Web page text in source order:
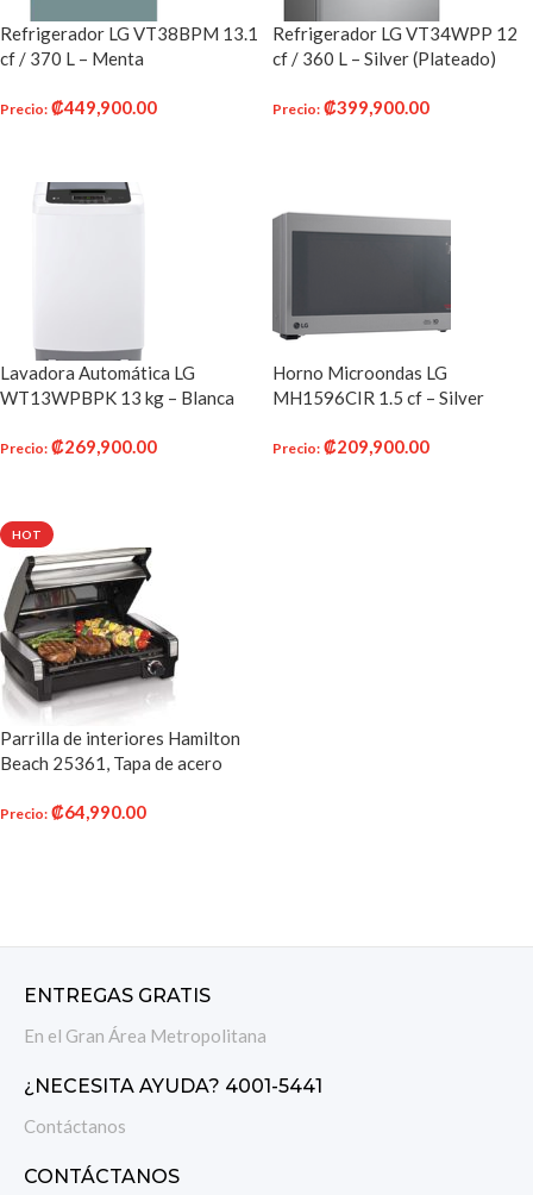
Refrigerador LG VT38BPM 13.1
cf / 370 L – Menta
Precio: ₡449,900.00
Refrigerador LG VT34WPP 12
cf / 360 L – Silver (Plateado)
Precio: ₡399,900.00
Lavadora Automática LG
WT13WPBPK 13 kg – Blanca
Precio: ₡269,900.00
Horno Microondas LG
MH1596CIR 1.5 cf – Silver
Precio: ₡209,900.00
HOT
Parrilla de interiores Hamilton
Beach 25361, Tapa de acero
cepillado
Precio: ₡64,990.00
ENTREGAS GRATIS
En el Gran Área Metropolitana
¿NECESITA AYUDA? 4001-5441
Contáctanos
CONTÁCTANOS